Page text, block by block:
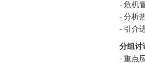
- 危机
- 分析
- 引介
分组讨
- 重点